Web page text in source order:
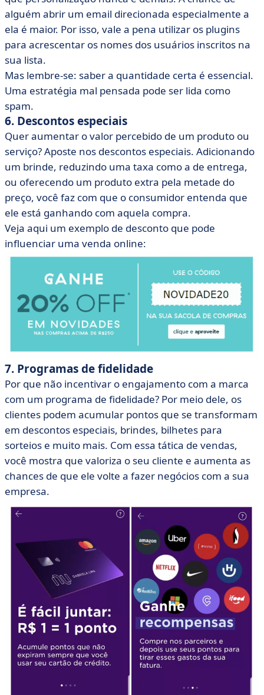
alguém abrir um email direcionada especialmente a
ela é maior. Por isso, vale a pena utilizar os plugins
para acrescentar os nomes dos usuários inscritos na
sua lista.
Mas lembre-se: saber a quantidade certa é essencial.
Uma estratégia mal pensada pode ser lida como
spam.
6. Descontos especiais
Quer aumentar o valor percebido de um produto ou
serviço? Aposte nos descontos especiais. Adicionando
um brinde, reduzindo uma taxa como a de entrega,
ou oferecendo um produto extra pela metade do
preço, você faz com que o consumidor entenda que
ele está ganhando com aquela compra.
Veja aqui um exemplo de desconto que pode
influenciar uma venda online:
7. Programas de fidelidade
Por que não incentivar o engajamento com a marca
com um programa de fidelidade? Por meio dele, os
clientes podem acumular pontos que se transformam
em descontos especiais, brindes, bilhetes para
sorteios e muito mais. Com essa tática de vendas,
você mostra que valoriza o seu cliente e aumenta as
chances de que ele volte a fazer negócios com a sua
empresa.